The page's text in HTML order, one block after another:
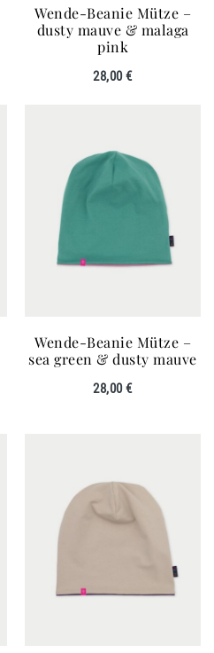
Wende-Beanie Mütze –
dusty mauve & malaga
pink
28,00€
Wende-Beanie Mütze –
sea green & dusty mauve
28,00€